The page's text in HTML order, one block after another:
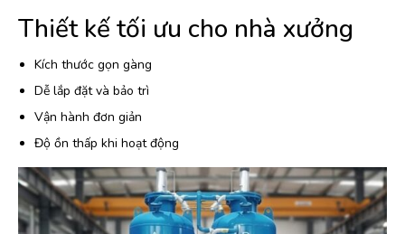
Thiết kế tối ưu cho nhà xưởng
Kích thước gọn gàng
Dễ lắp đặt và bảo trì
Vận hành đơn giản
Độ ồn thấp khi hoạt động